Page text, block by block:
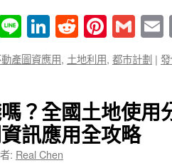
LineLinkedIn
Reddit
產圖資應用, 土地利用, 都巿計劃 |
？全國土地使用
訊應用全攻略
: Real Chen